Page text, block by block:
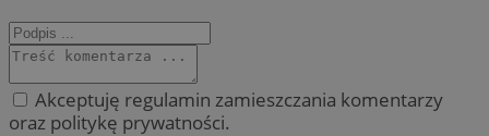
Akceptuję regulamin zamieszczania komentarzy
oraz politykę prywatności.